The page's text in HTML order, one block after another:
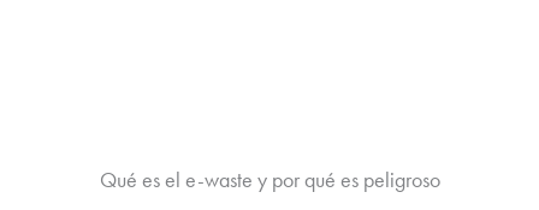
Qué es el e-waste y por qué es peligroso